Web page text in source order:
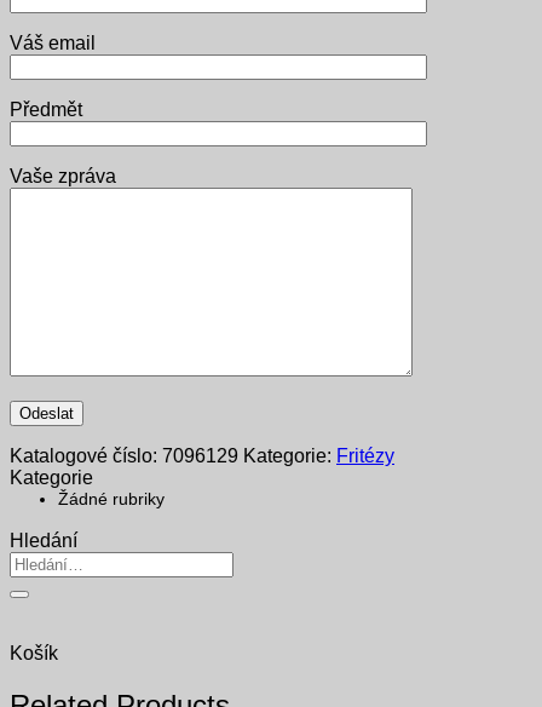
Váš email
Předmět
Vaše zpráva
Katalogové číslo: 7096129 Kategorie: Fritézy
Kategorie
Žádné rubriky
Hledání
Hledat:
Košík